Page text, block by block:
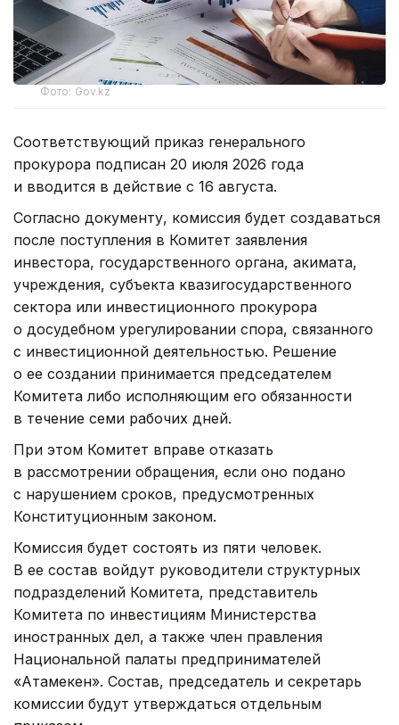
Фото: Gov.kz
Соответствующий приказ генерального
прокурора подписан 20 июля 2026 года
и вводится в действие с 16 августа.
Согласно документу, комиссия будет создаваться
после поступления в Комитет заявления
инвестора, государственного органа, акимата,
учреждения, субъекта квазигосударственного
сектора или инвестиционного прокурора
о досудебном урегулировании спора, связанного
с инвестиционной деятельностью. Решение
о ее создании принимается председателем
Комитета либо исполняющим его обязанности
в течение семи рабочих дней.
При этом Комитет вправе отказать
в рассмотрении обращения, если оно подано
с нарушением сроков, предусмотренных
Конституционным законом.
Комиссия будет состоять из пяти человек.
В ее состав войдут руководители структурных
подразделений Комитета, представитель
Комитета по инвестициям Министерства
иностранных дел, а также член правления
Национальной палаты предпринимателей
«Атамекен». Состав, председатель и секретарь
комиссии будут утверждаться отдельным